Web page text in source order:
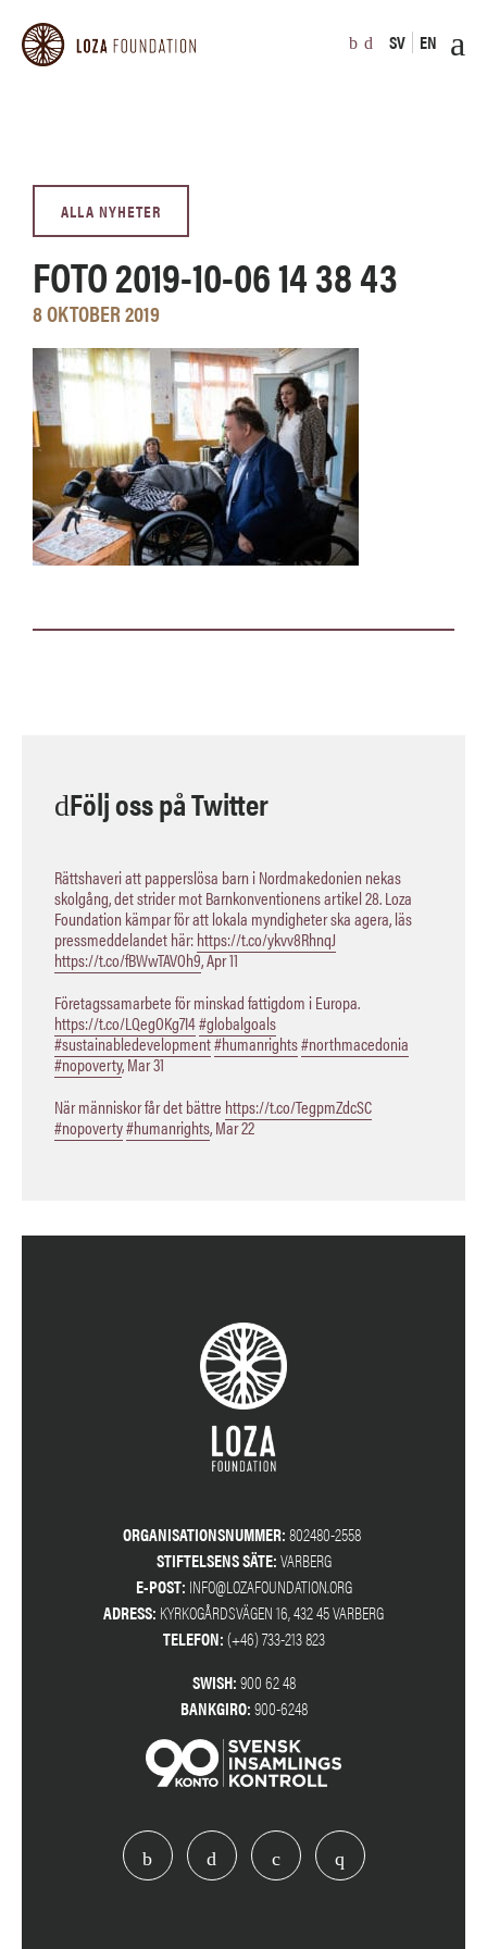
SV EN
ALLA NYHETER
FOTO 2019-10-06 14 38 43
8 OKTOBER 2019
Följ oss på Twitter
Rättshaveri att papperslösa barn i Nordmakedonien nekas
skolgång, det strider mot Barnkonventionens artikel 28. Loza
Foundation kämpar för att lokala myndigheter ska agera, läs
pressmeddelandet här:https://t.co/ykvv8RhnqJ
https://t.co/fBWwTAVOh9,Apr 11
Företagssamarbete för minskad fattigdom i Europa.
https://t.co/LQegOKg7I4#globalgoals
#sustainabledevelopment#humanrights#northmacedonia
#nopoverty,Mar 31
När människor får det bättre https://t.co/TegpmZdcSC
#nopoverty#humanrights,Mar 22
ORGANISATIONSNUMMER:802480-2558
STIFTELSENS SÄTE:VARBERG
E-POST: INFO@LOZAFOUNDATION.ORG
ADRESS: KYRKOGÅRDSVÄGEN 16, 432 45 VARBERG
TELEFON:(+46) 733-213 823
SWISH:900 62 48
BANKGIRO:900-6248